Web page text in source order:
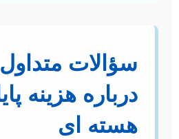
درباره هزینه
هسته ای